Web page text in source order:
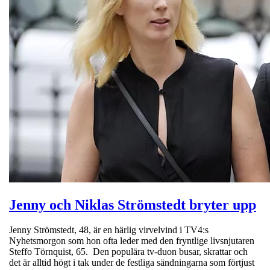
Jenny och Niklas Strömstedt bryter upp
Jenny Strömstedt, 48, är en härlig virvelvind i TV4:s
Nyhetsmorgon som hon ofta leder med den fryntlige livsnjutaren
Steffo Törnquist, 65. Den populära tv-duon busar, skrattar och
det är alltid högt i tak under de festliga sändningarna som förtjust